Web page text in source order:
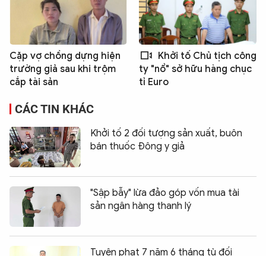
Cặp vợ chồng dựng hiện
trường giả sau khi trộm
cắp tài sản
Khởi tố Chủ tịch công
ty "nổ" sở hữu hàng chục
tỉ Euro
CÁC TIN KHÁC
Khởi tố 2 đối tượng sản xuất, buôn
bán thuốc Đông y giả
"Sập bẫy" lừa đảo góp vốn mua tài
sản ngân hàng thanh lý
Tuyên phạt 7 năm 6 tháng tù đối